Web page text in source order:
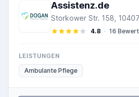
Assistenz.de
Storkower Str. 158,
4.8 · 16
LEISTUNGEN
Ambulante Pflege